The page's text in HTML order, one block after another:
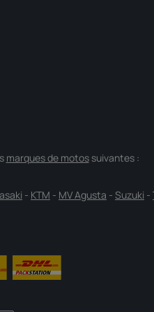
marques de motossuivantes :
- KTM - MV Agusta - Suzuki -